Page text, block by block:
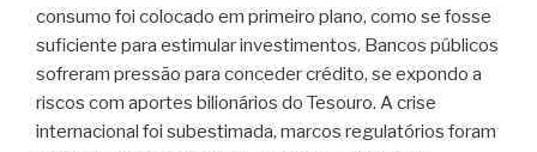
consumo foi colocado em primeiro plano, como se fosse
suficiente para estimular investimentos. Bancos públicos
sofreram pressão para conceder crédito, se expondo a
riscos com aportes bilionários do Tesouro. A crise
internacional foi subestimada, marcos regulatórios foram